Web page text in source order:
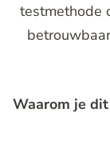
testmethode
Waarom je